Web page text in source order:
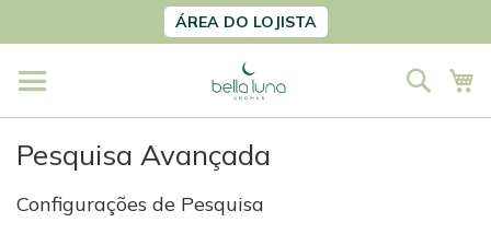
para
conteúdo
ÁREA DO LOJISTA
Pesquisa Avançada
Configurações de Pesquisa